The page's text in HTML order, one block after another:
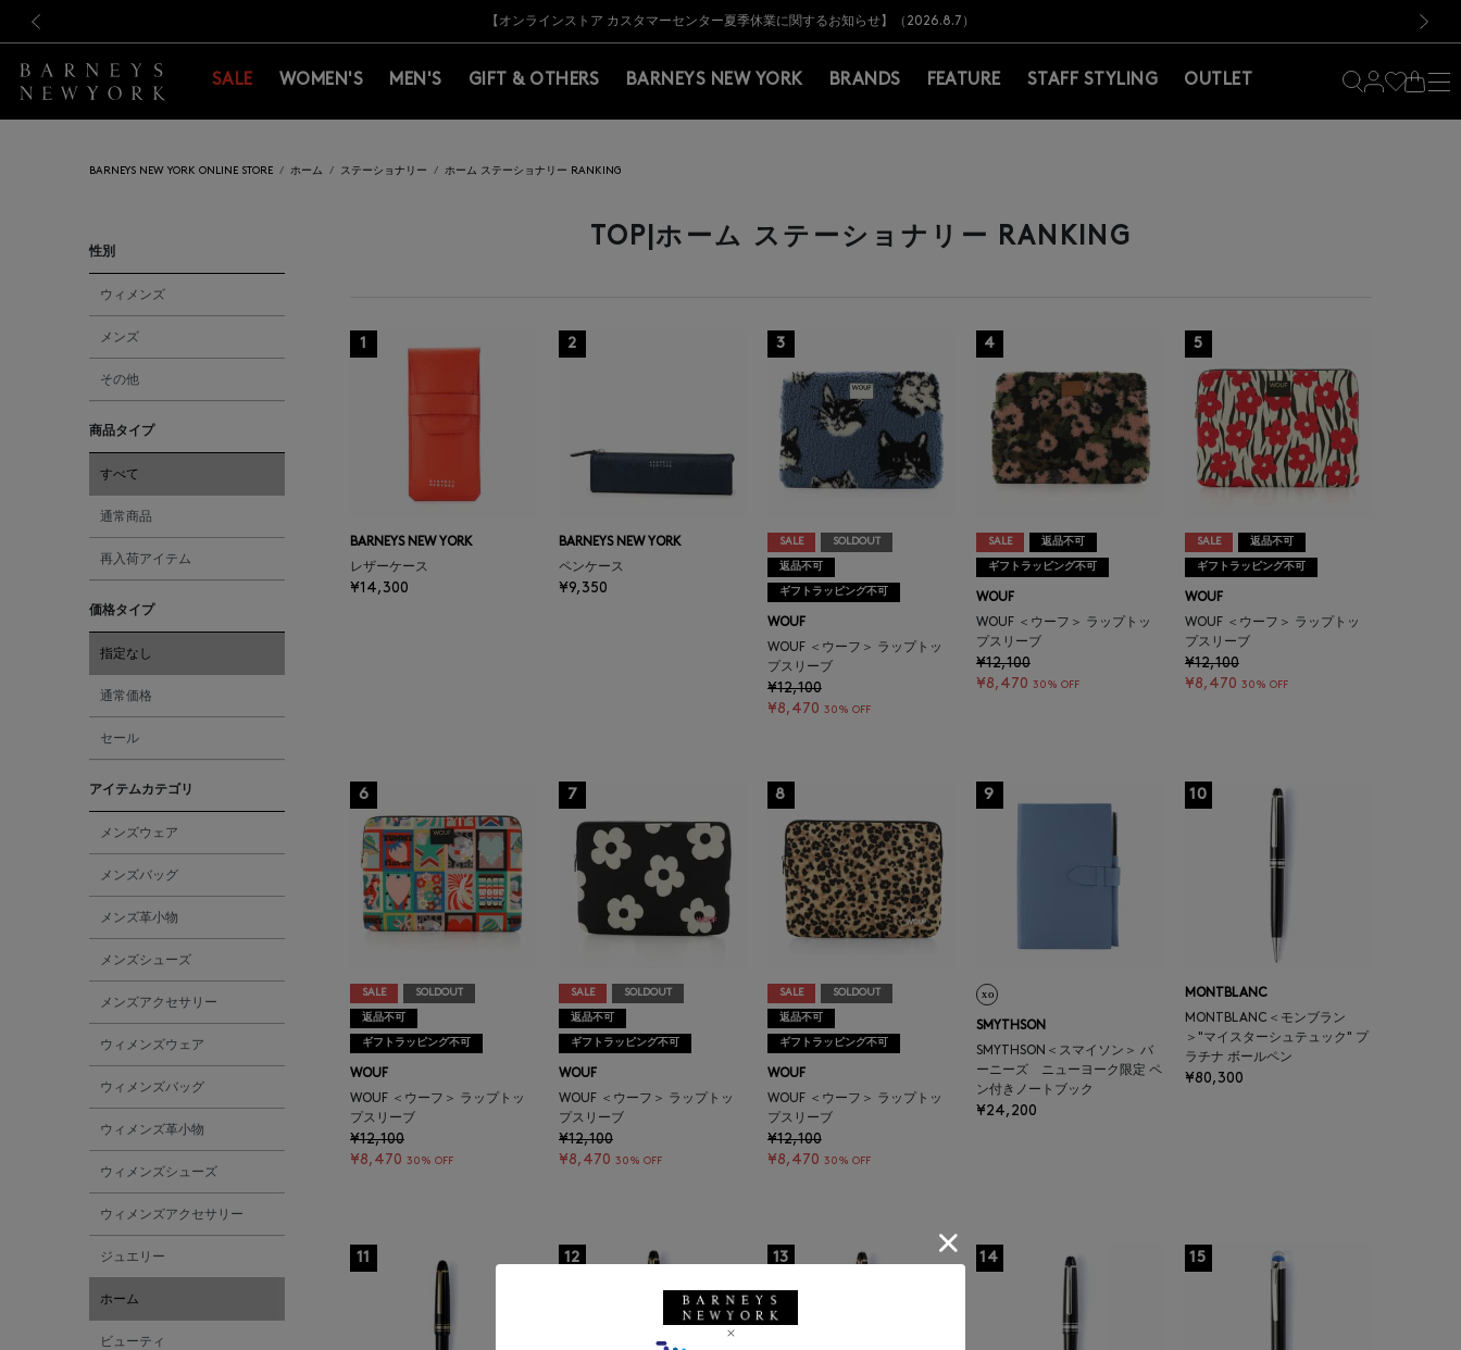
新規登録のお客様も対象！＜MY BARNEYS＞会員のお客様は11,000円（税込）以上のお買上げで常時送料無料！お買い物の際は会員登録を！
【夏季休業に伴う出荷一時停止のお知らせ】(2026.8.7)
【オンラインストア カスタマーセンター夏季休業に関するお知らせ】（2026.8.7）
【夏季休業に伴う返品・交換承り一時停止のお知らせ】（2026.8.5）
熊本県を中心とした地震の影響によるお荷物のお届けについて
【開催中】SUMMER SALEのご案内・ご注意事項
新規登録のお客様も対象！＜MY BARNEYS＞会員のお客様は11,000円（税込）以上のお買上げで常時送料無料！お買い物の際は会員登録を！
【夏季休業に伴う出荷一時停止のお知らせ】(2026.8.7)
SALE WOMEN'S MEN'S GIFT & OTHERS BARNEYS NEW YORK BRANDS FEATURE STAFF STYLING OUTLET
BARNEYS NEW YORK ONLINE STORE ホーム ステーショナリー ホーム ステーショナリー RANKING
性別
ウィメンズ
メンズ
その他
商品タイプ
すべて
通常商品
再入荷アイテム
価格タイプ
指定なし
通常価格
セール
アイテムカテゴリ
メンズウェア
メンズバッグ
メンズ革小物
メンズシューズ
メンズアクセサリー
ウィメンズウェア
ウィメンズバッグ
ウィメンズ革小物
ウィメンズシューズ
ウィメンズアクセサリー
ジュエリー
ホーム
ビューティ
TOP|ホーム ステーショナリー RANKING
1
BARNEYS NEW YORK
レザーケース
¥14,300
2
BARNEYS NEW YORK
ペンケース
¥9,350
3
SALE SOLDOUT
返品不可
ギフトラッピング不可
WOUF
WOUF ＜ウーフ＞ ラップトッ
プスリーブ
¥12,100
¥8,470 30% OFF
4
SALE 返品不可
ギフトラッピング不可
WOUF
WOUF ＜ウーフ＞ ラップトッ
プスリーブ
¥12,100
¥8,470 30% OFF
5
SALE 返品不可
ギフトラッピング不可
WOUF
WOUF ＜ウーフ＞ ラップトッ
プスリーブ
¥12,100
¥8,470 30% OFF
6
SALE SOLDOUT
返品不可
ギフトラッピング不可
WOUF
WOUF ＜ウーフ＞ ラップトッ
プスリーブ
¥12,100
¥8,470 30% OFF
7
SALE SOLDOUT
返品不可
ギフトラッピング不可
WOUF
WOUF ＜ウーフ＞ ラップトッ
プスリーブ
¥12,100
¥8,470 30% OFF
8
SALE SOLDOUT
返品不可
ギフトラッピング不可
WOUF
WOUF ＜ウーフ＞ ラップトッ
プスリーブ
¥12,100
¥8,470 30% OFF
9
SMYTHSON
SMYTHSON＜スマイソン＞ バ
ーニーズ ニューヨーク限定 ペ
ン付きノートブック
¥24,200
10
MONTBLANC
MONTBLANC＜モンブラン
＞"マイスターシュテュック" プ
ラチナ ボールペン
¥80,300
11 12 13 14 15